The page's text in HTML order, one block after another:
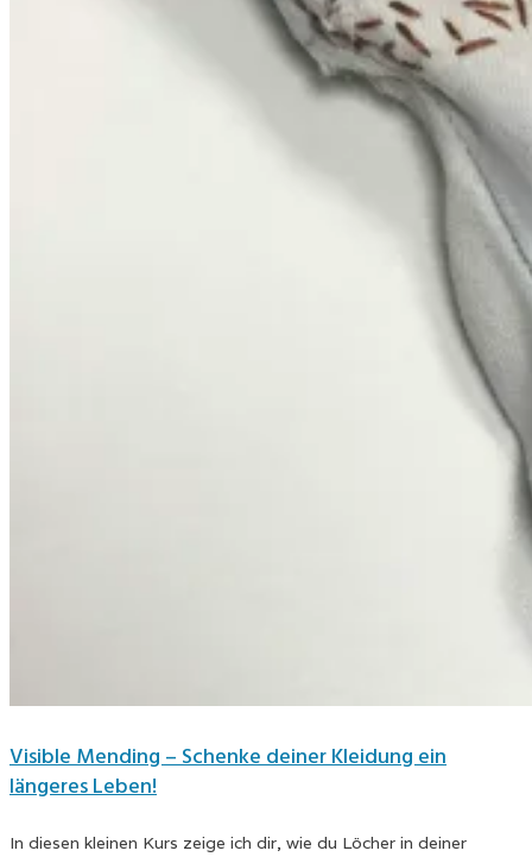
Visible Mending – Schenke deiner Kleidung ein
längeres Leben!
In diesen kleinen Kurs zeige ich dir, wie du Löcher in deiner